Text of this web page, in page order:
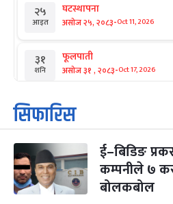
२५
आइत
घटस्थापना
असोज २५, २०८३-Oct 11, 2026
३१
शनि
फूलपाती
असोज ३१ , २०८३-Oct 17, 2026
१
आइत
कार्तिक सङ्क्रान्ति
कार्तिक १, २०८३
३
मंगल
महानवमी
कार्तिक ३, २०८३-Oct 20, 2026
सिफारिस
ई–बिडिङ
कम्पनीले ७
बोलकबोल